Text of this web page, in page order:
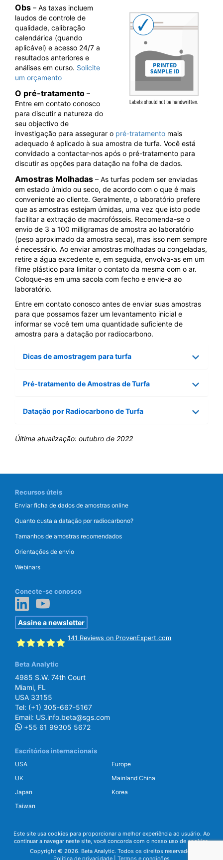
Obs – As taxas incluem
laudos de controle de
qualidade, calibração
calendárica (quando
aplicável) e acesso 24/7 a
resultados anteriores e
análises em curso. Solicite
um orçamento
O pré-tratamento –
Entre em contato conosco
para discutir a natureza do
seu objectivo de
investigação para assegurar o pré-tratamento mais
adequado é aplicado à sua amostra de turfa. Você está
convidado a contactar-nos após o pré-tratamento para
discutir as opções para datação na folha de dados.
Amostras Molhadas – As turfas podem ser enviadas
em estado úmido ou seco, de acordo com o que é mais
conveniente ao cliente. Geralmente, o laboratório prefere
que as amostras estejam úmidas, uma vez que isto pode
facilitar a extração de macrofósseis. Recomenda-se o
envio de 3 a 100 milligramas de amostra ao laboratório
(peso aproximado da amostra seca), mas isso nem sempre
é necessário. Ao enviar amostras molhadas ou congeladas,
retire a água excedente e, em seguida, envolva-as em um
filme plástico para limitar o contato da mesma com o ar.
Coloque-as em uma sacola com fecho e envie-a ao
laboratório.
Entre em contato conosco antes de enviar suas amostras
para que possamos fazer um levantamento inicial e
informar se você tem uma quantidade suficiente de
amostra para a datação por radiocarbono.
Dicas de amostragem para turfa
Pré-tratamento de Amostras de Turfa
Datação por Radiocarbono de Turfa
Última atualização: outubro de 2022
Recursos úteis
Enviar ficha de dados de amostras online
Quanto custa a datação por radiocarbono?
Tamanhos de amostras recomendados
Orientações de envio
Webinars
Conecte-se conosco
Assine a newsletter
141 Reviews on ProvenExpert.com
Beta Analytic
4985 S.W. 74th Court
Miami, FL
USA 33155
Tel: (+1) 305-667-5167
Email: US.info.beta@sgs.com
+55 61 99305 5672
Escritórios internacionais
USA
Europe
UK
Mainland China
Japan
Korea
Taiwan
Este site usa cookies para proporcionar a melhor experiência ao usuário. Ao
continuar a navegar neste site, você concorda com o nosso uso de cookies.
Copyright © 2026. Beta Analytic. Todos os direitos reservados
Política de privacidade
Termos e condições